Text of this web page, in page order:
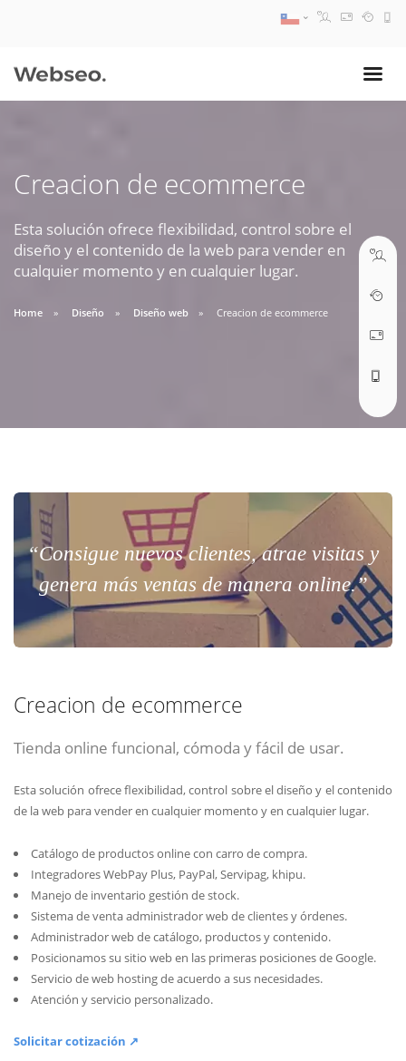
Creacion de ecommerce
Esta solución ofrece flexibilidad, control sobre el
diseño y el contenido de la web para vender en
cualquier momento y en cualquier lugar.
Home Diseño Diseño web Creacion de ecommerce
“Consigue nuevos clientes, atrae visitas y
genera más ventas de manera online.”
Creacion de ecommerce
Tienda online funcional, cómoda y fácil de usar.
Esta solución ofrece flexibilidad, control sobre el diseño y el contenido
de la web para vender en cualquier momento y en cualquier lugar.
Catálogo de productos online con carro de compra.
Integradores WebPay Plus, PayPal, Servipag, khipu.
Manejo de inventario gestión de stock.
Sistema de venta administrador web de clientes y órdenes.
Administrador web de catálogo, productos y contenido.
Posicionamos su sitio web en las primeras posiciones de Google.
Servicio de web hosting de acuerdo a sus necesidades.
Atención y servicio personalizado.
Solicitar cotización ↗
09:30 AM A 18:30 PM
soporte@webseo.cl
ABRIR TICKET